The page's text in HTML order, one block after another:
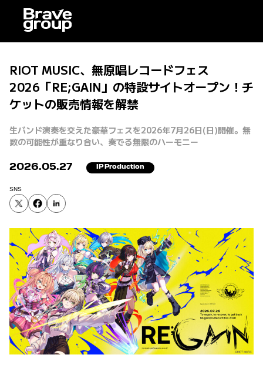
RIOT MUSIC、無原唱レコードフェス
2026「RE;GAIN」の特設サイトオープン！チ
ケットの販売情報を解禁
生バンド演奏を交えた豪華フェスを2026年7月26日(日)開催。無
数の可能性が重なり合い、奏でる無限のハーモニー
2026.05.27 IP Production
SNS